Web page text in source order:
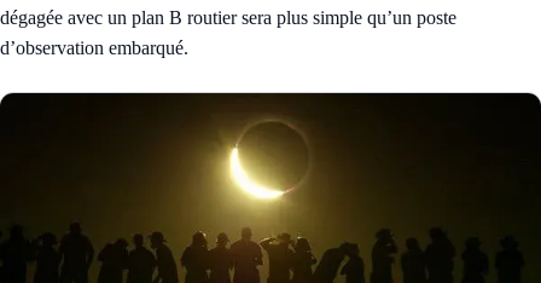
dégagée avec un plan B routier sera plus simple qu’un poste
d’observation embarqué.